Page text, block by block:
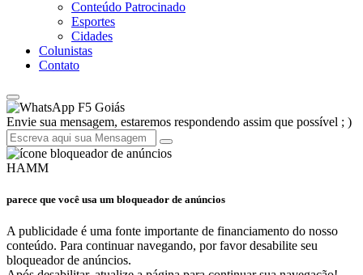
Conteúdo Patrocinado
Esportes
Cidades
Colunistas
Contato
F5 Goiás
Envie sua mensagem, estaremos respondendo assim que possível ; )
HAMM
parece que você usa um bloqueador de anúncios
A publicidade é uma fonte importante de financiamento do nosso
conteúdo. Para continuar navegando, por favor desabilite seu
bloqueador de anúncios.